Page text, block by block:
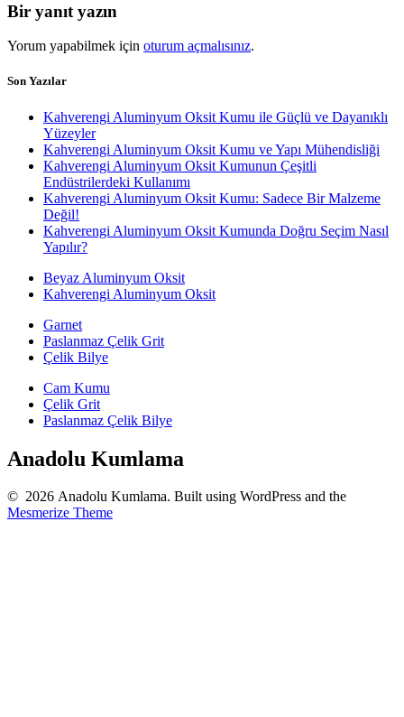
Bir yanıt yazın
Yorum yapabilmek için oturum açmalısınız.
Son Yazılar
Kahverengi Aluminyum Oksit Kumu ile Güçlü ve Dayanıklı
Yüzeyler
Kahverengi Aluminyum Oksit Kumu ve Yapı Mühendisliği
Kahverengi Aluminyum Oksit Kumunun Çeşitli
Endüstrilerdeki Kullanımı
Kahverengi Aluminyum Oksit Kumu: Sadece Bir Malzeme
Değil!
Kahverengi Aluminyum Oksit Kumunda Doğru Seçim Nasıl
Yapılır?
Beyaz Aluminyum Oksit
Kahverengi Aluminyum Oksit
Garnet
Paslanmaz Çelik Grit
Çelik Bilye
Cam Kumu
Çelik Grit
Paslanmaz Çelik Bilye
Anadolu Kumlama
© 2026 Anadolu Kumlama. Built using WordPress and the
Mesmerize Theme